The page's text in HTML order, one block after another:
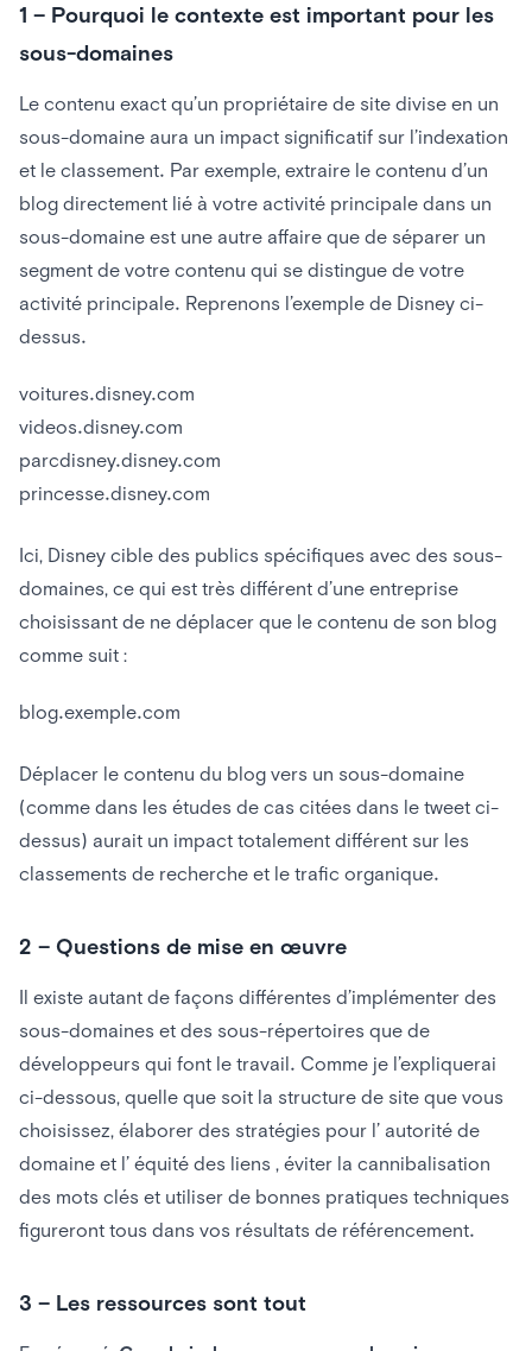
1 – Pourquoi le contexte est important pour les
sous-domaines
Le contenu exact qu’un propriétaire de site divise en un
sous-domaine aura un impact significatif sur l’indexation
et le classement. Par exemple, extraire le contenu d’un
blog directement lié à votre activité principale dans un
sous-domaine est une autre affaire que de séparer un
segment de votre contenu qui se distingue de votre
activité principale. Reprenons l’exemple de Disney ci-
dessus.
voitures.disney.com
videos.disney.com
parcdisney.disney.com
princesse.disney.com
Ici, Disney cible des publics spécifiques avec des sous-
domaines, ce qui est très différent d’une entreprise
choisissant de ne déplacer que le contenu de son blog
comme suit :
blog.exemple.com
Déplacer le contenu du blog vers un sous-domaine
(comme dans les études de cas citées dans le tweet ci-
dessus) aurait un impact totalement différent sur les
classements de recherche et le trafic organique.
2 – Questions de mise en œuvre
Il existe autant de façons différentes d’implémenter des
sous-domaines et des sous-répertoires que de
développeurs qui font le travail. Comme je l’expliquerai
ci-dessous, quelle que soit la structure de site que vous
choisissez, élaborer des stratégies pour l’ autorité de
domaine et l’ équité des liens , éviter la cannibalisation
des mots clés et utiliser de bonnes pratiques techniques
figureront tous dans vos résultats de référencement.
3 – Les ressources sont tout